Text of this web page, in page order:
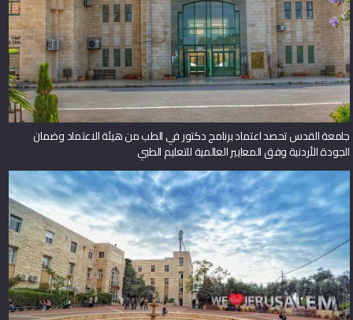
جامعة القدس تحصد اعتماد برنامج دكتور في الطب من هيئة الاعتماد وضمان
الجودة الأردنية وفق المعايير العالمية للتعليم الطبي